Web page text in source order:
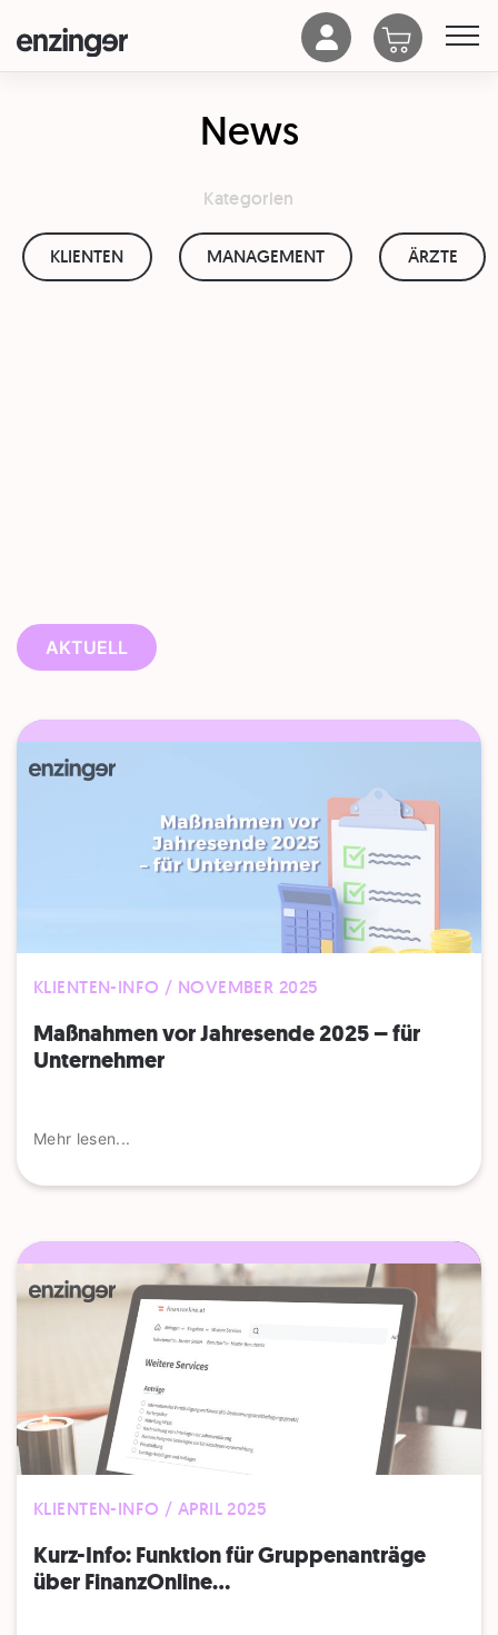
News
Kategorien
KLIENTEN MANAGEMENT ÄRZTE
AKTUELL
KLIENTEN-INFO / NOVEMBER 2025
Maßnahmen vor Jahresende 2025 – für
Unternehmer
Mehr lesen...
KLIENTEN-INFO / APRIL 2025
Kurz-Info: Funktion für Gruppenanträge
über FinanzOnline...